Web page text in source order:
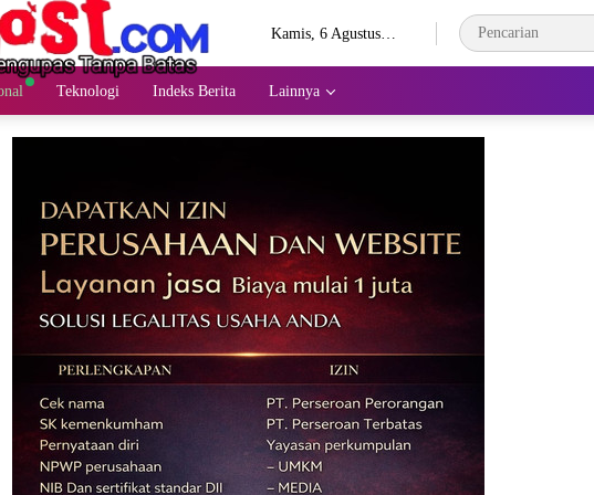
Kamis, 6 Agustus
Teknologi Indeks Berita Lainnya